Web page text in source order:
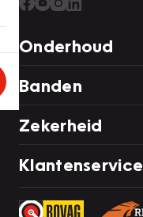
Onderhoud
Banden
Zekerheid
Klantenservice